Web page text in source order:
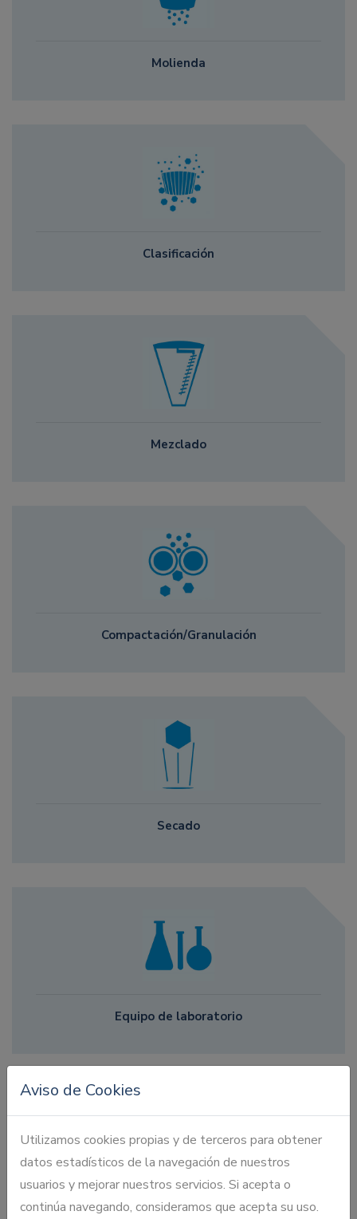
Aviso de Cookies
Utilizamos cookies propias y de terceros para obtener
datos estadísticos de la navegación de nuestros
usuarios y mejorar nuestros servicios. Si acepta o
continúa navegando, consideramos que acepta su uso.
Molienda
Clasificación
Mezclado
Compactación/Granulación
Secado
Equipo de laboratorio
Contención